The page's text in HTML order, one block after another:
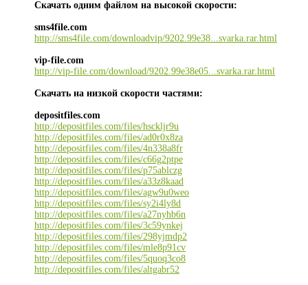
Скачать одним файлом на высокой скорости:
sms4file.com
http://sms4file.com/downloadvip/9202.99e38...svarka.rar.html
vip-file.com
http://vip-file.com/download/9202.99e38e05...svarka.rar.html
Скачать на низкой скорости частями:
depositfiles.com
http://depositfiles.com/files/hsckljr9u
http://depositfiles.com/files/ad0r0x8za
http://depositfiles.com/files/4n338a8fr
http://depositfiles.com/files/c66g2ptpe
http://depositfiles.com/files/p75ablczg
http://depositfiles.com/files/a33z8kaad
http://depositfiles.com/files/agw9u0weo
http://depositfiles.com/files/sy2i4ly8d
http://depositfiles.com/files/a27nyhb6n
http://depositfiles.com/files/3c59ynkej
http://depositfiles.com/files/298yjmdp2
http://depositfiles.com/files/mle8p91cv
http://depositfiles.com/files/5quoq3co8
http://depositfiles.com/files/altgabr52